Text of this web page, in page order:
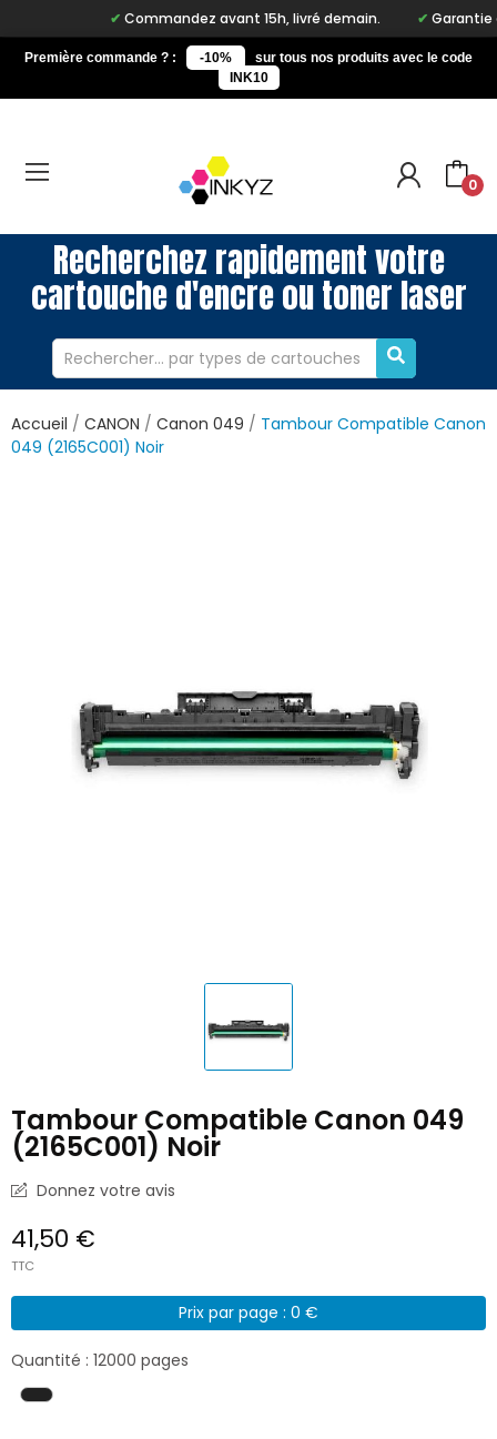
Commandez avant 15h, livré demain. Garantie à
Première commande ? : -10%
sur tous nos produits avec le code
INK10
0
Recherchez rapidement votre
cartouche d'encre ou toner laser
Accueil CANON Canon 049
Tambour Compatible Canon
049 (2165C001) Noir
Tambour Compatible Canon 049
(2165C001) Noir
Donnez votre avis
41,50 €
TTC
Prix par page : 0 €
Quantité : 12000 pages